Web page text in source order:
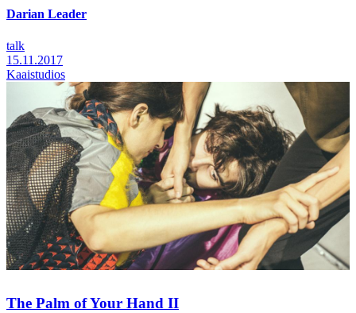
Darian Leader
talk
15.11.2017
Kaaistudios
The Palm of Your Hand II